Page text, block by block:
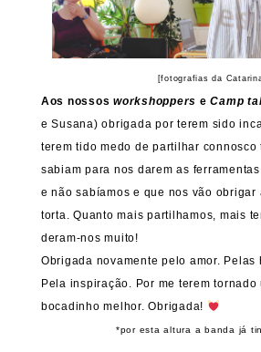
[fotografias da
Aos nossosworkshoppers eCamp
e Susana) obrigada por terem sido
terem tido medo de partilhar connosco
sabiam para nos darem as
e não sabíamos e que nos vão obrigar
torta. Quanto mais partilhamos, mais
deram-nos muito!
Obrigada novamente pelo amor.
Pela inspiração. Por me terem tornado
bocadinho melhor. Obrigada!
*por esta altura a banda já